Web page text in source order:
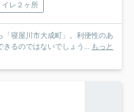
イレ２ヶ所
寝屋川市大成町」。利便性のあ
きるのではないでしょう... もっと